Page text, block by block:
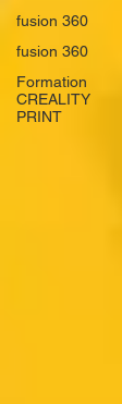
fusion 360
fusion 360
Formation
CREALITY
PRINT